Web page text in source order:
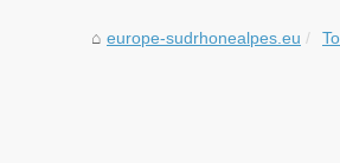
europe-sudrhonealpes.eu